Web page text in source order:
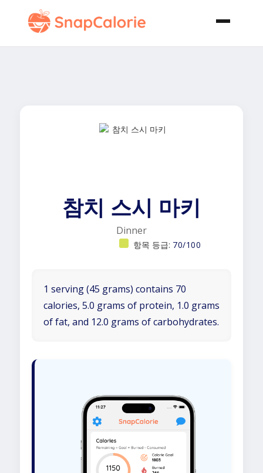
참치 스시 마키
Dinner
항목 등급: 70/100
1 serving (45 grams) contains 70
calories, 5.0 grams of protein, 1.0 grams
of fat, and 12.0 grams of carbohydrates.